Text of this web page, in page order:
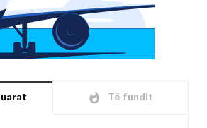
whatshot Të fundit